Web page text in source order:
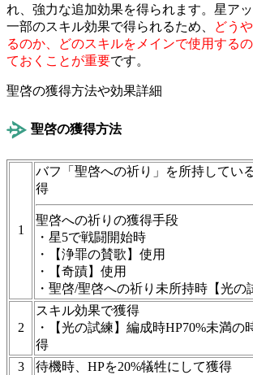
れ、強力な追加効果を得られます。星ア
一部のスキル効果で得られるため、
どう
るのか、どのスキルをメインで使用する
ておくことが重要です。
聖啓の獲得方法や効果詳細
聖啓の獲得方法
1
バフ「聖啓への祈り」を所持してい
得
聖啓への祈りの獲得手段
・星5で戦闘開始時
・【浄罪の賛歌】使用
・【奇蹟】使用
・聖啓/聖啓への祈り未所持時【光の
2
スキル効果で獲得
・【光の試練】編成時HP70%未満の
得
3
待機時、HPを20%犠牲にして獲得